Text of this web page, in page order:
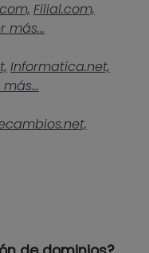
Filial.com,
más...
Informatica.net,